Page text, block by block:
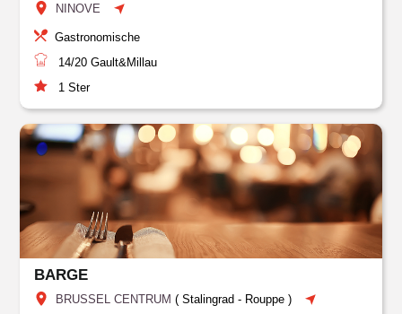
NINOVE
Gastronomische
14/20 Gault&Millau
1 Ster
BARGE
BRUSSEL CENTRUM (Stalingrad - Rouppe )